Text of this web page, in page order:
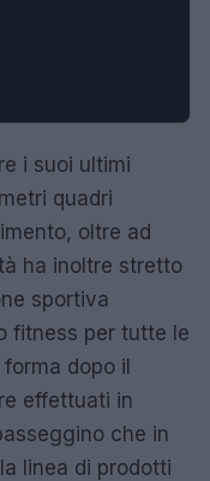
i suoi ultimi
quadri
oltre ad
ha inoltre stretto
sportiva
fitness per tutte le
dopo il
effettuati in
che in
linea di prodotti